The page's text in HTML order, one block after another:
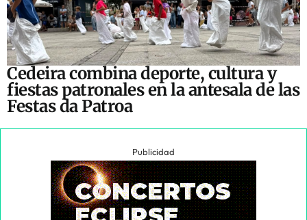
Cedeira combina deporte, cultura y
fiestas patronales en la antesala de las
Festas da Patroa
Publicidad